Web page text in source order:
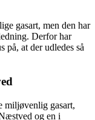
gasart, men den har
Derfor har
på, at der udledes så
miljøvenlig gasart,
og en i